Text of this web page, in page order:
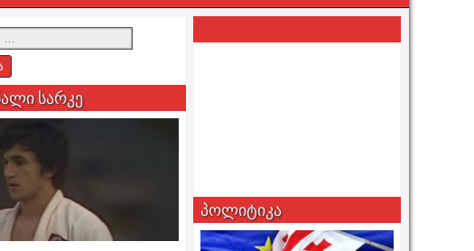
სარკე
პოლიტიკა